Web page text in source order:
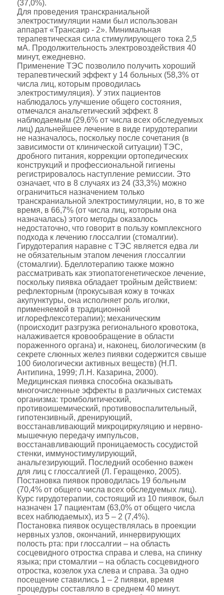
(37,0%).
Для проведения транскраниальной
электростимуляции нами был использован
аппарат «Трансаир - 2». Минимальная
терапевтическая сила стимулирующего тока 2,5
мА. Продолжительность электровоздействия 40
минут, ежедневно.
Применение ТЭС позволило получить хороший
терапевтический эффект у 14 больных (58,3% от
числа лиц, которым проводилась
электростимуляция). У этих пациентов
наблюдалось улучшение общего состояния,
отмечался анальгетический эффект. 8
наблюдаемым (29,6% от числа всех обследуемых
лиц) дальнейшее лечение в виде гирудотерапии
не назначалось, поскольку после сочетания (в
зависимости от клинической ситуации) ТЭС,
дробного питания, коррекции ортопедических
конструкций и профессиональной гигиены
регистрировалось наступление ремиссии. Это
означает, что в 8 случаях из 24 (33,3%) можно
ограничиться назначением только
транскраниальной электростимуляции, но, в то же
время, в 66,7% (от числа лиц, которым она
назначалась) этого методы оказалось
недостаточно, что говорит в пользу комплексного
подхода к лечению глоссалгии (стомалгии).
Гирудотерапия наравне с ТЭС является едва ли
не обязательным этапом лечения глоссалгии
(стомалгии). Бделлотерапию также можно
рассматривать как этиопатогенетическое лечение,
поскольку пиявка обладает тройным действием:
рефлекторным (прокусывая кожу в точках
акупунктуры, она исполняет роль иголки,
применяемой в традиционной
иглорефлексотерапии); механическим
(происходит разгрузка регионального кровотока,
налаживается кровообращение в области
пораженного органа) и, наконец, биологическим (в
секрете слюнных желез пиявки содержится свыше
100 биологически активных веществ) (Н.П.
Антипина, 1999; Л.Н. Казарина, 2000).
Медицинская пиявка способна оказывать
многочисленные эффекты в различных системах
организма: тромболитический,
противоишемический, противовоспалительный,
гипотензивный, дренирующий,
восстанавливающий микроциркуляцию и нервно-
мышечную передачу импульсов,
восстанавливающий проницаемость сосудистой
стенки, иммуностимулирующий,
анальгезирующий. Последний особенно важен
для лиц с глоссалгией (Л. Геращенко, 2005).
Постановка пиявок проводилась 19 больным
(70,4% от общего числа всех обследуемых лиц).
Курс гирудотерапии, состоящий из 10 пиявок, был
назначен 17 пациентам (63,0% от общего числа
всех наблюдаемых), из 5 – 2 (7,4%).
Постановка пиявок осуществлялась в проекции
нервных узлов, окончаний, иннервирующих
полость рта: при глоссалгии – на область
сосцевидного отростка справа и слева, на спинку
языка; при стомалгии – на область сосцевидного
отростка, козелок уха слева и справа. За одно
посещение ставились 1 – 2 пиявки, время
процедуры составляло в среднем 40 минут.